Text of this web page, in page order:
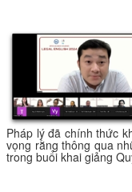
Pháp lý đã chính thức
vọng rằng thông qua
trong buổi khai giảng